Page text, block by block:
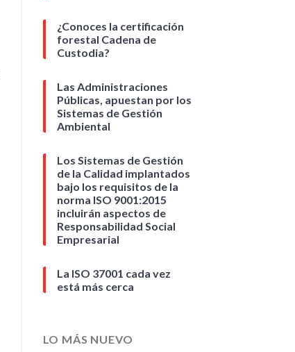
¿Conoces la certificación
forestal Cadena de
Custodia?
Las Administraciones
Públicas, apuestan por los
Sistemas de Gestión
Ambiental
Los Sistemas de Gestión
de la Calidad implantados
bajo los requisitos de la
norma ISO 9001:2015
incluirán aspectos de
Responsabilidad Social
Empresarial
La ISO 37001 cada vez
está más cerca
LO MÁS NUEVO